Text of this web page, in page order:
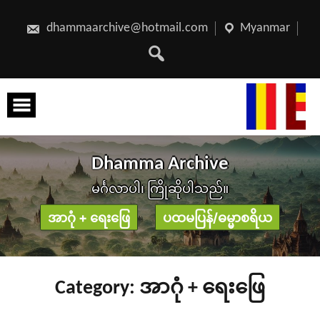
content
dhammaarchive@hotmail.com Myanmar
Dhamma Archive
မင်္ဂလာပါ၊ ကြိုဆိုပါသည်။
အာဂုံ + ရေးဖြေ ပထမပြန်/ဓမ္မာစရိယ
Category: အာဂုံ + ရေးဖြေ